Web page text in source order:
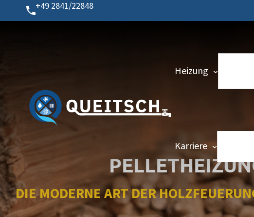
springen
+49 2841/22848
Heizung
Karriere
DIE MODERNE ART DER